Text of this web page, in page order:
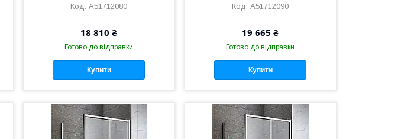
A51712080
18 810 ₴
Готово до відправки
Купити
A51712090
19 665 ₴
Готово до відправки
Купити